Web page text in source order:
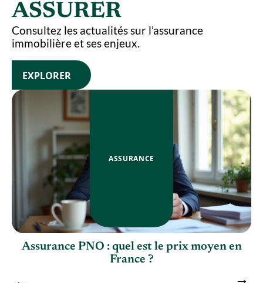
ASSURER
Consultez les actualités sur l’assurance
immobilière et ses enjeux.
EXPLORER
ASSURANCE
Assurance PNO : quel est le prix moyen en
France ?